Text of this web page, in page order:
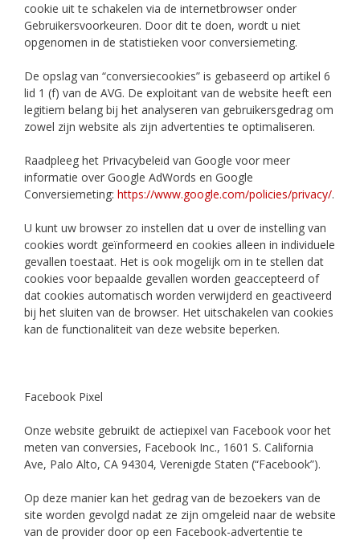
cookie uit te schakelen via de internetbrowser onder
Gebruikersvoorkeuren. Door dit te doen, wordt u niet
opgenomen in de statistieken voor conversiemeting.
De opslag van “conversiecookies” is gebaseerd op artikel 6
lid 1 (f) van de AVG. De exploitant van de website heeft een
legitiem belang bij het analyseren van gebruikersgedrag om
zowel zijn website als zijn advertenties te optimaliseren.
Raadpleeg het Privacybeleid van Google voor meer
informatie over Google AdWords en Google
Conversiemeting: https://www.google.com/policies/privacy/.
U kunt uw browser zo instellen dat u over de instelling van
cookies wordt geïnformeerd en cookies alleen in individuele
gevallen toestaat. Het is ook mogelijk om in te stellen dat
cookies voor bepaalde gevallen worden geaccepteerd of
dat cookies automatisch worden verwijderd en geactiveerd
bij het sluiten van de browser. Het uitschakelen van cookies
kan de functionaliteit van deze website beperken.
Facebook Pixel
Onze website gebruikt de actiepixel van Facebook voor het
meten van conversies, Facebook Inc., 1601 S. California
Ave, Palo Alto, CA 94304, Verenigde Staten (“Facebook”).
Op deze manier kan het gedrag van de bezoekers van de
site worden gevolgd nadat ze zijn omgeleid naar de website
van de provider door op een Facebook-advertentie te